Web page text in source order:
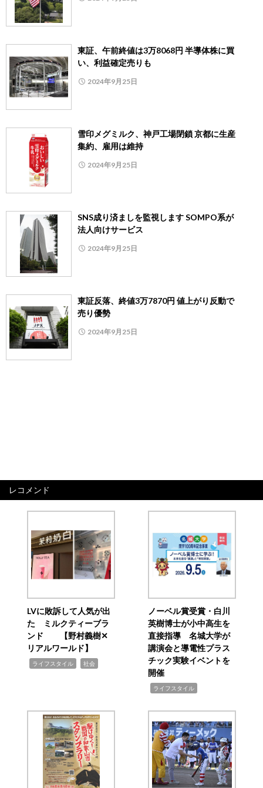
東証、午前終値は3万8068円 半導体株に買
い、利益確定売りも
2024年9月25日
雪印メグミルク、神戸工場閉鎖 京都に生産
集約、雇用は維持
2024年9月25日
SNS成り済ましを監視します SOMPO系が
法人向けサービス
2024年9月25日
東証反落、終値3万7870円 値上がり反動で
売り優勢
2024年9月25日
レコメンド
LVに敗訴して人気が出
た ミルクティーブラ
ンド 【野村義樹✕
リアルワールド】
ライフスタイル 社会
ノーベル賞受賞・白川
英樹博士が小中高生を
直接指導 名城大学が
講演会と導電性プラス
チック実験イベントを
開催
ライフスタイル